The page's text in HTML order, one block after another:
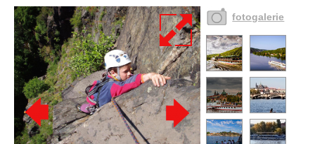
fotogalerie